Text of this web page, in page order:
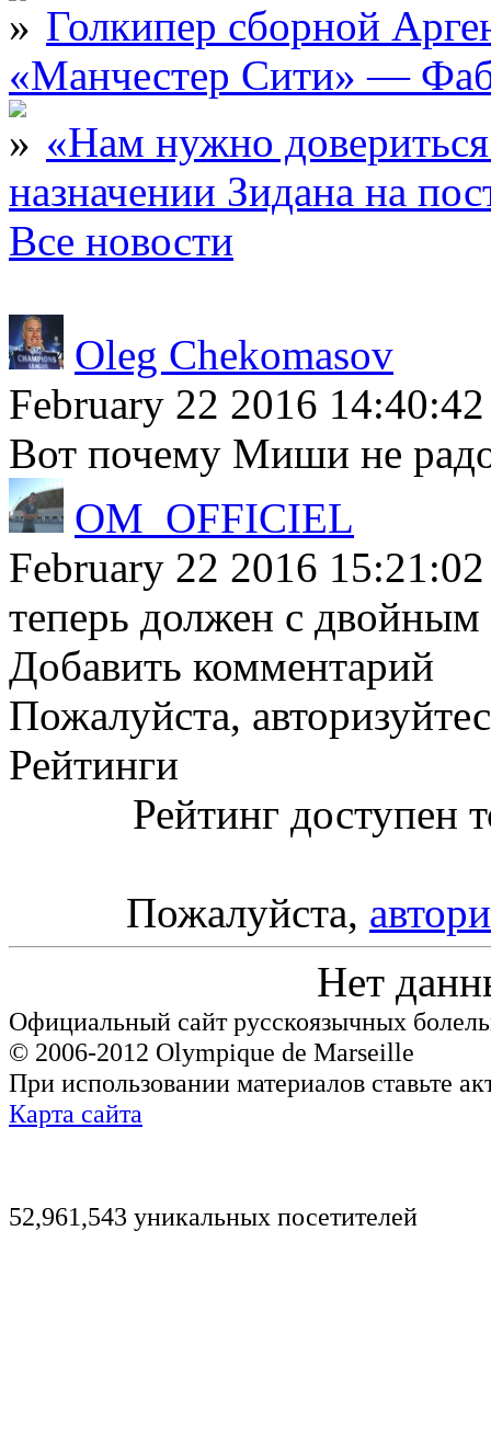
Голкипер сборной
«Манчестер Сити» —
«Нам нужно
назначении Зидана на
Все новости
Oleg Chekomasov
February 22 2016 14:40:42
Вот почему Миши не
OM_OFFICIEL
February 22 2016 15:21:02
теперь должен с
Добавить комментарий
Пожалуйста,
Рейтинги
Рейтинг доступен
Пожалуйста,
Нет
Официальный сайт русскоязычных
© 2006-2012 Olympique de Marseille
При использовании материалов ставьте
Карта сайта
52,961,543 уникальных посетителей